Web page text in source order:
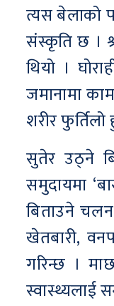
त्यस बेलाको
संस्कृति छ ।
थियो ।
जमानामा
शरीर
सुतेर उठ्ने
समुदायमा
बिताउने
खेतबारी,
गरिन्छ ।
स्वास्थ्यलाई